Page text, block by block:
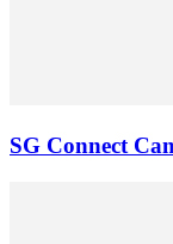
SG Connect